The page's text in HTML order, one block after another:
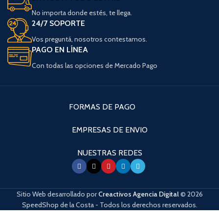
No importa donde estés, te llega.
24/7 SOPORTE
Vos preguntá, nosotros contestamos.
PAGO EN LÍNEA
Con todas las opciones de Mercado Pago
FORMAS DE PAGO
EMPRESAS DE ENVIO
NUESTRAS REDES
Sitio Web desarrollado porCreactivos Agencia Digital© 2026
SpeedShop de la Costa - Todos los derechos reservados.